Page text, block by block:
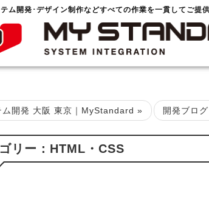
ム開発･デザイン制作などすべての作業を一貫してご提
ム開発 大阪 東京｜MyStandard » 開発ブログ
リー：HTML・CSS